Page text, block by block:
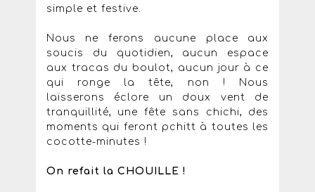
simple et festive.
Nous ne ferons aucune place aux
soucis du quotidien, aucun espace
aux tracas du boulot, aucun jour à ce
qui ronge la tête, non ! Nous
laisserons éclore un doux vent de
tranquillité, une fête sans chichi, des
moments qui feront pchitt à toutes les
cocotte-minutes !
On refait la CHOUILLE !